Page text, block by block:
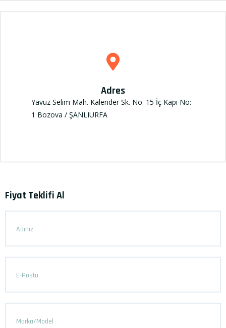
Adres
Yavuz Selim Mah. Kalender Sk. No: 15 İç Kapı No:
1 Bozova / ŞANLIURFA
Fiyat Teklifi Al